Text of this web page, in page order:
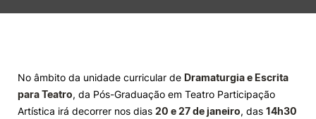
Investigação e Projetos
Alunos
No âmbito da unidade curricular de Dramaturgia e Escrita
para Teatro, da Pós-Graduação em Teatro Participação
Artística irá decorrer nos dias 20 e 27 de janeiro, das 14h30